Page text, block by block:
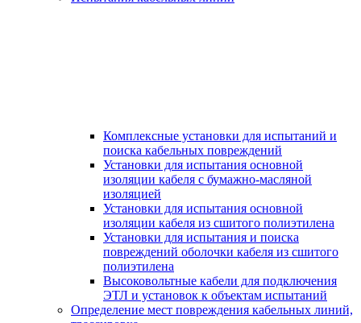
Комплексные установки для испытаний и
поиска кабельных повреждений
Установки для испытания основной
изоляции кабеля с бумажно-масляной
изоляцией
Установки для испытания основной
изоляции кабеля из сшитого полиэтилена
Установки для испытания и поиска
повреждений оболочки кабеля из сшитого
полиэтилена
Высоковольтные кабели для подключения
ЭТЛ и установок к объектам испытаний
Определение мест повреждения кабельных линий,